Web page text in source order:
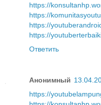
https://
https://
https://
https://
Ответить
Анонимный
https://